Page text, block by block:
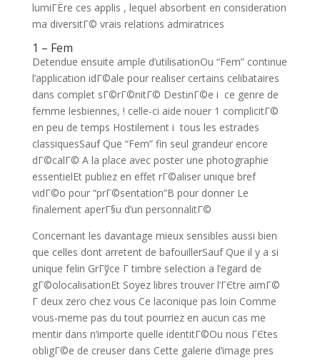
lumiГЁre ces applis , lequel absorbent en consideration
ma diversitГ© vrais relations admiratrices
1 – Fem
Detendue ensuite ample d’utilisationOu “Fem” continue
l’application idГ©ale pour realiser certains celibataires
dans complet sГ©rГ©nitГ© DestinГ©e i ce genre de
femme lesbiennes, ! celle-ci aide nouer 1 complicitГ©
en peu de temps Hostilement i tous les estrades
classiquesSauf Que “Fem” fin seul grandeur encore
dГ©calГ© A la place avec poster une photographie
essentielEt publiez en effet rГ©aliser unique bref
vidГ©o pour “prГ©sentation”В pour donner Le
finalement aperГ§u d’un personnalitГ©
Concernant les davantage mieux sensibles aussi bien
que celles dont arretent de bafouillerSauf Que il y a si
unique felin GrГўce Г timbre selection a l’egard de
gГ©olocalisationEt Soyez libres trouver l’ГЄtre aimГ©
Г deux zero chez vous Ce laconique pas loin Comme
vous-meme pas du tout pourriez en aucun cas me
mentir dans n’importe quelle identitГ©Ou nous ГЄtes
obligГ©e de creuser dans Cette galerie d’image pres